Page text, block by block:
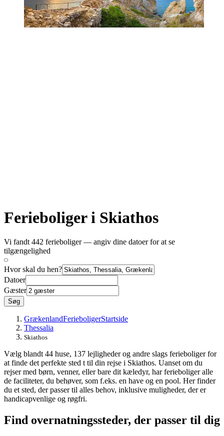
Ferieboliger i Skiathos
Vi fandt 442 ferieboliger — angiv dine datoer for at se
tilgængelighed
Hvor skal du hen?
Datoer
Gæster
Søg
GrækenlandFerieboligerStartside
Thessalia
Skiathos
Vælg blandt 44 huse, 137 lejligheder og andre slags ferieboliger for
at finde det perfekte sted t til din rejse i Skiathos. Uanset om du
rejser med børn, venner, eller bare dit kæledyr, har ferieboliger alle
de faciliteter, du behøver, som f.eks. en have og en pool. Her finder
du et sted, der passer til alles behov, inklusive muligheder, der er
handicapvenlige og røgfri.
Find overnatningssteder, der passer til dig